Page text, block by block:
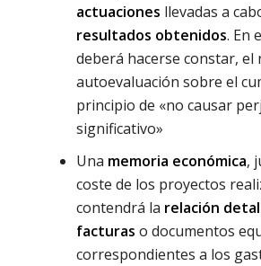
actuaciones llevadas a
resultados obtenidos. En
deberá hacerse constar, el
autoevaluación sobre el
principio de «no causar
significativo»
Una memoria económica,
coste de los proyectos
contendrá la relación
facturas o documentos
correspondientes a los